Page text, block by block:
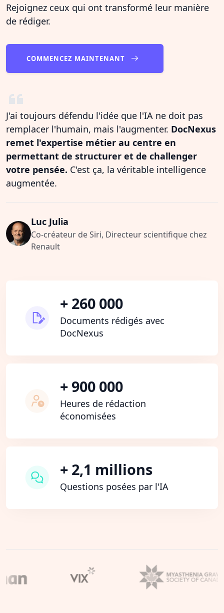
Rejoignez ceux qui ont transformé leur manière
de rédiger.
COMMENCEZ MAINTENANT
J'ai toujours défendu l'idée que l'IA ne doit pas
remplacer l'humain, mais l'augmenter. DocNexus
remet l'expertise métier au centre en
permettant de structurer et de challenger
votre pensée. C'est ça, la véritable intelligence
augmentée.
Luc Julia
Co-créateur de Siri, Directeur scientifique chez
Renault
+ 260 000
Documents rédigés avec
DocNexus
+ 900 000
Heures de rédaction
économisées
+ 2,1 millions
Questions posées par l'IA